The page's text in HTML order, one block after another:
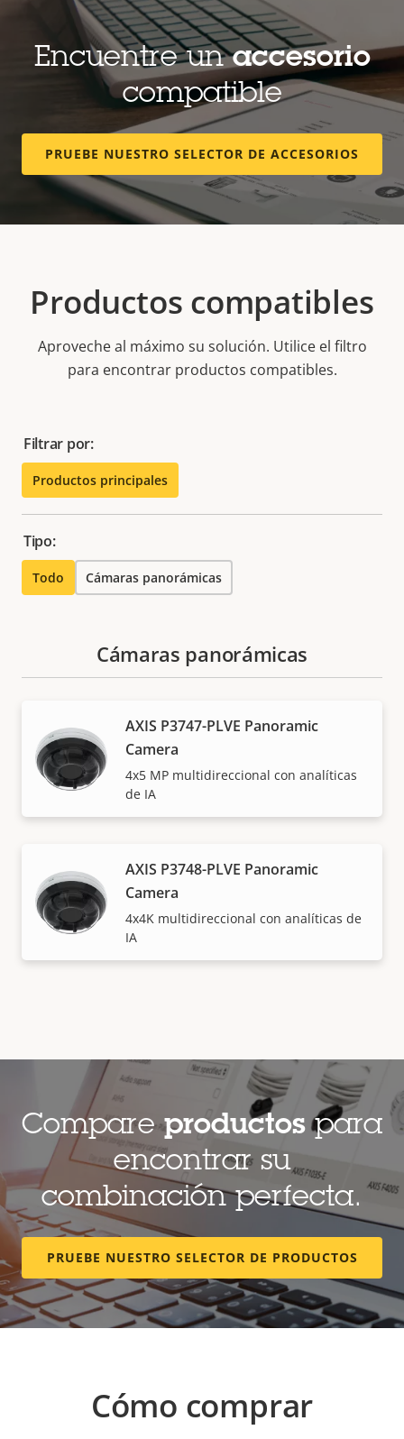
Encuentre unaccesorio
compatible
PRUEBE NUESTRO SELECTOR DE ACCESORIOS
Productos compatibles
Aproveche al máximo su solución. Utilice el filtro
para encontrar productos compatibles.
Filtrar por:
Productos principales
Tipo:
Todo Cámaras panorámicas
Cámaras panorámicas
AXIS P3747-PLVE Panoramic
Camera
4x5 MP multidireccional con analíticas
de IA
AXIS P3748-PLVE Panoramic
Camera
4x4K multidireccional con analíticas de
IA
Compareproductospara
encontrar su
combinación perfecta.
PRUEBE NUESTRO SELECTOR DE PRODUCTOS
Cómo comprar